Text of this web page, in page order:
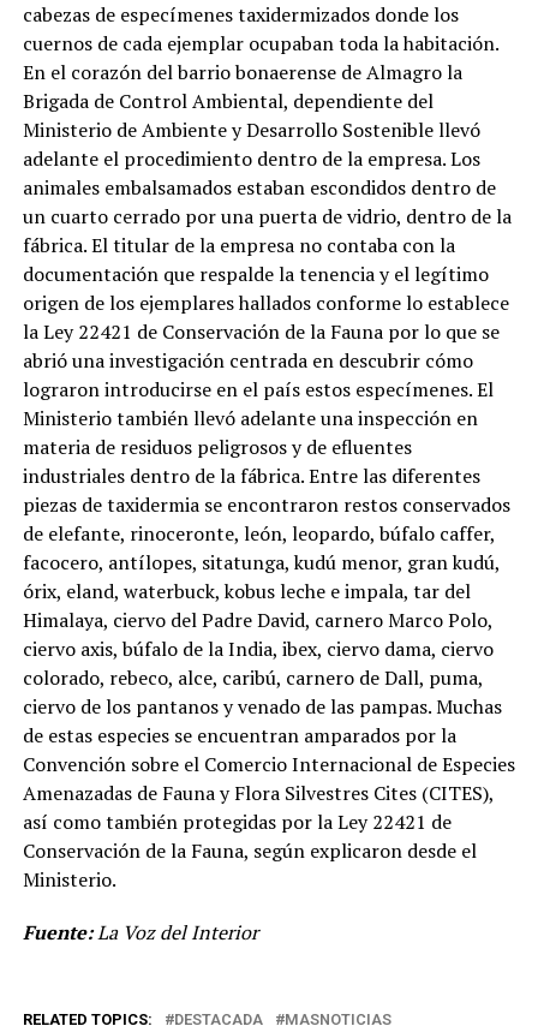
cabezas de especímenes taxidermizados donde los
cuernos de cada ejemplar ocupaban toda la habitación.
En el corazón del barrio bonaerense de Almagro la
Brigada de Control Ambiental, dependiente del
Ministerio de Ambiente y Desarrollo Sostenible llevó
adelante el procedimiento dentro de la empresa. Los
animales embalsamados estaban escondidos dentro de
un cuarto cerrado por una puerta de vidrio, dentro de la
fábrica. El titular de la empresa no contaba con la
documentación que respalde la tenencia y el legítimo
origen de los ejemplares hallados conforme lo establece
la Ley 22421 de Conservación de la Fauna por lo que se
abrió una investigación centrada en descubrir cómo
lograron introducirse en el país estos especímenes. El
Ministerio también llevó adelante una inspección en
materia de residuos peligrosos y de efluentes
industriales dentro de la fábrica. Entre las diferentes
piezas de taxidermia se encontraron restos conservados
de elefante, rinoceronte, león, leopardo, búfalo caffer,
facocero, antílopes, sitatunga, kudú menor, gran kudú,
órix, eland, waterbuck, kobus leche e impala, tar del
Himalaya, ciervo del Padre David, carnero Marco Polo,
ciervo axis, búfalo de la India, ibex, ciervo dama, ciervo
colorado, rebeco, alce, caribú, carnero de Dall, puma,
ciervo de los pantanos y venado de las pampas. Muchas
de estas especies se encuentran amparados por la
Convención sobre el Comercio Internacional de Especies
Amenazadas de Fauna y Flora Silvestres Cites (CITES),
así como también protegidas por la Ley 22421 de
Conservación de la Fauna, según explicaron desde el
Ministerio.
Fuente:La Voz del Interior
RELATED TOPICS: DESTACADA MASNOTICIAS